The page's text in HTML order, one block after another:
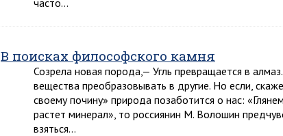
часто…
В поисках философского камня
Созрела новая порода,— Угль превращается в
вещества преобразовывать в другие. Но если,
своему почину» природа позаботится о нас:
растет минерал», то россиянин М. Волошин
взяться…